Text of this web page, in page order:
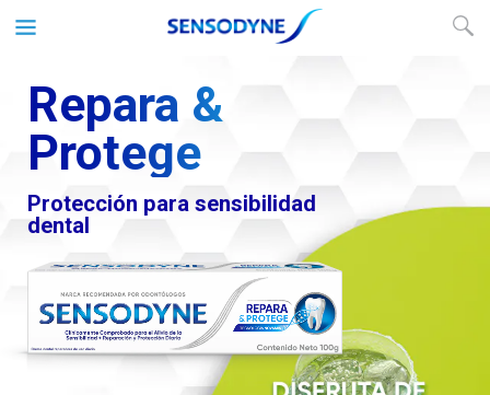
Repara &
Protege
Protección para sensibilidad
dental